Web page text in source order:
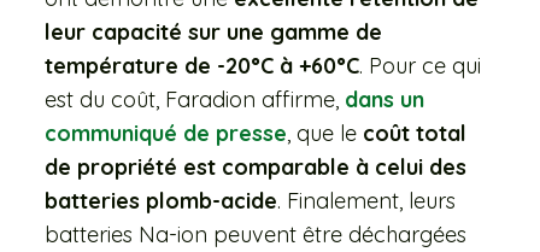
leur capacité sur une gamme de
température de -20°C à +60°C. Pour ce qui
est du coût, Faradion affirme, dans un
communiqué de presse , que le coût total
de propriété est comparable à celui des
batteries plomb-acide. Finalement, leurs
batteries Na-ion peuvent être déchargées